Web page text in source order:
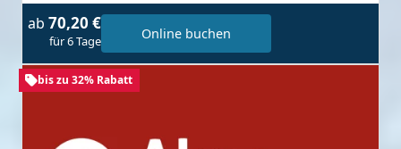
ab 70,20 €
für 6 Tage Online buchen
bis zu 32% Rabatt